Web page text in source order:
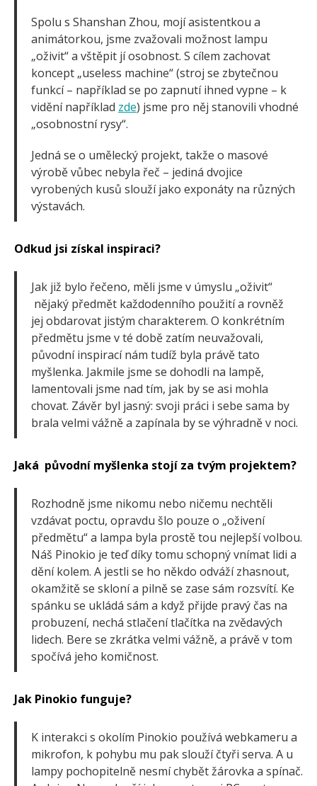
Spolu s Shanshan Zhou, mojí asistentkou a
animátorkou, jsme zvažovali možnost lampu
„oživit“ a vštěpit jí osobnost. S cílem zachovat
koncept „useless machine“ (stroj se zbytečnou
funkcí – například se po zapnutí ihned vypne – k
vidění například zde) jsme pro něj stanovili vhodné
„osobnostní rysy“.
Jedná se o umělecký projekt, takže o masové
výrobě vůbec nebyla řeč – jediná dvojice
vyrobených kusů slouží jako exponáty na různých
výstavách.
Odkud jsi získal inspiraci?
Jak již bylo řečeno, měli jsme v úmyslu „oživit“
nějaký předmět každodenního použití a rovněž
jej obdarovat jistým charakterem. O konkrétním
předmětu jsme v té době zatím neuvažovali,
původní inspirací nám tudíž byla právě tato
myšlenka. Jakmile jsme se dohodli na lampě,
lamentovali jsme nad tím, jak by se asi mohla
chovat. Závěr byl jasný: svoji práci i sebe sama by
brala velmi vážně a zapínala by se výhradně v noci.
Jaká původní myšlenka stojí za tvým projektem?
Rozhodně jsme nikomu nebo ničemu nechtěli
vzdávat poctu, opravdu šlo pouze o „oživení
předmětu“ a lampa byla prostě tou nejlepší volbou.
Náš Pinokio je teď díky tomu schopný vnímat lidi a
dění kolem. A jestli se ho někdo odváží zhasnout,
okamžitě se skloní a pilně se zase sám rozsvítí. Ke
spánku se ukládá sám a když přijde pravý čas na
probuzení, nechá stlačení tlačítka na zvědavých
lidech. Bere se zkrátka velmi vážně, a právě v tom
spočívá jeho komičnost.
Jak Pinokio funguje?
K interakci s okolím Pinokio používá webkameru a
mikrofon, k pohybu mu pak slouží čtyři serva. A u
lampy pochopitelně nesmí chybět žárovka a spínač.